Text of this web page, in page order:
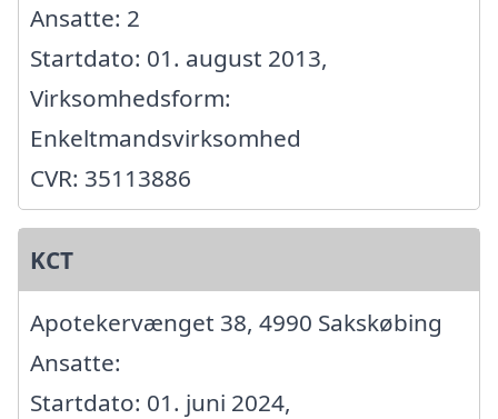
Ansatte: 2
Startdato: 01. august 2013,
Virksomhedsform:
Enkeltmandsvirksomhed
CVR: 35113886
KCT
Apotekervænget 38, 4990 Sakskøbing
Ansatte:
Startdato: 01. juni 2024,